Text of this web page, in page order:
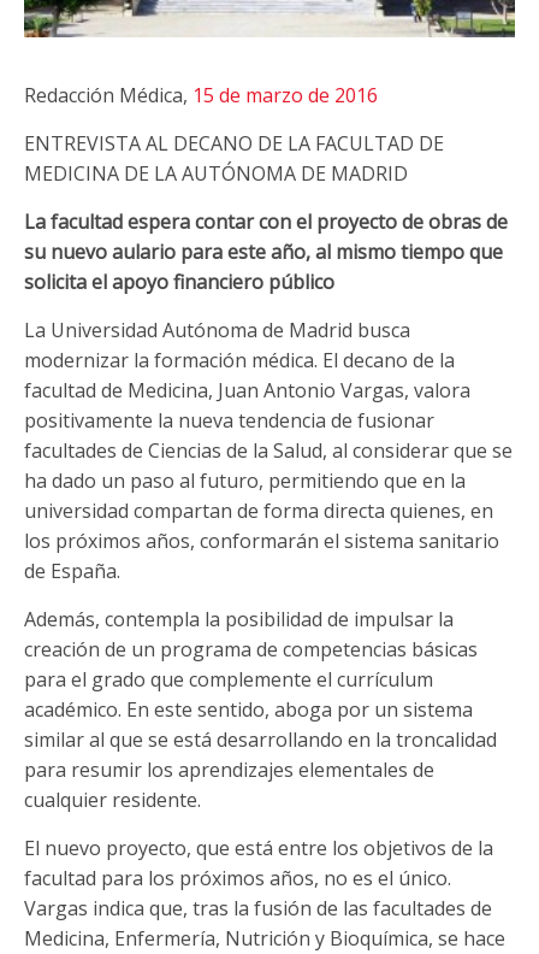
Redacción Médica, 15 de marzo de 2016
ENTREVISTA AL DECANO DE LA FACULTAD DE
MEDICINA DE LA AUTÓNOMA DE MADRID
La facultad espera contar con el proyecto de obras de
su nuevo aulario para este año, al mismo tiempo que
solicita el apoyo financiero público
La Universidad Autónoma de Madrid busca
modernizar la formación médica. El decano de la
facultad de Medicina, Juan Antonio Vargas, valora
positivamente la nueva tendencia de fusionar
facultades de Ciencias de la Salud, al considerar que se
ha dado un paso al futuro, permitiendo que en la
universidad compartan de forma directa quienes, en
los próximos años, conformarán el sistema sanitario
de España.
Además, contempla la posibilidad de impulsar la
creación de un programa de competencias básicas
para el grado que complemente el currículum
académico. En este sentido, aboga por un sistema
similar al que se está desarrollando en la troncalidad
para resumir los aprendizajes elementales de
cualquier residente.
El nuevo proyecto, que está entre los objetivos de la
facultad para los próximos años, no es el único.
Vargas indica que, tras la fusión de las facultades de
Medicina, Enfermería, Nutrición y Bioquímica, se hace